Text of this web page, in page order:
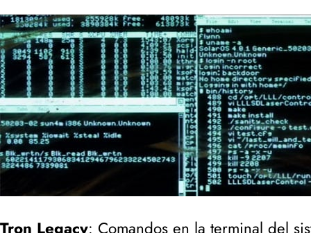
Tron Legacy: Comandos en la terminal del